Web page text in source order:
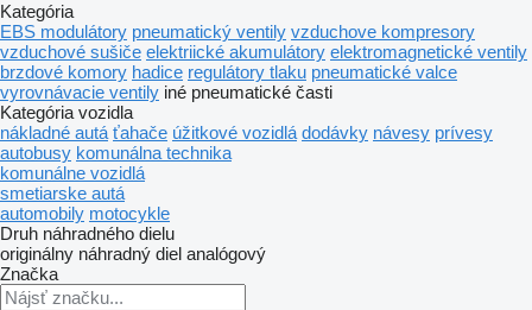
Kategória
EBS modulátory pneumatický ventily vzduchove kompresory
vzduchové sušiče elektriické akumulátory elektromagnetické ventily
brzdové komory hadice regulátory tlaku pneumatické valce
vyrovnávacie ventily iné pneumatické časti
Kategória vozidla
nákladné autá ťahače úžitkové vozidlá dodávky návesy prívesy
autobusy komunálna technika
komunálne vozidlá
smetiarske autá
automobily motocykle
Druh náhradného dielu
originálny náhradný diel analógový
Značka